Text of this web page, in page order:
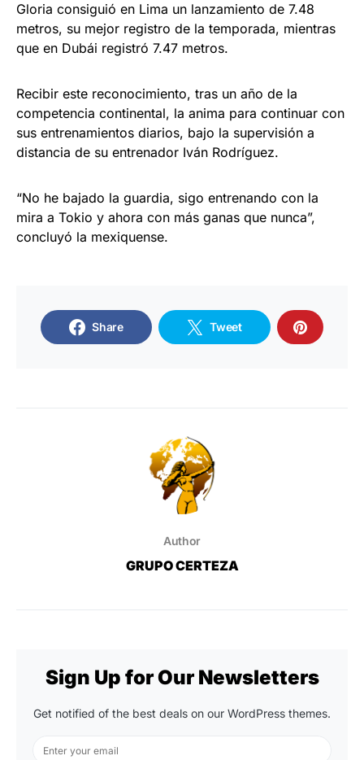
Gloria consiguió en Lima un lanzamiento de 7.48
metros, su mejor registro de la temporada, mientras
que en Dubái registró 7.47 metros.
Recibir este reconocimiento, tras un año de la
competencia continental, la anima para continuar con
sus entrenamientos diarios, bajo la supervisión a
distancia de su entrenador Iván Rodríguez.
“No he bajado la guardia, sigo entrenando con la
mira a Tokio y ahora con más ganas que nunca”,
concluyó la mexiquense.
Share Tweet
Author
GRUPO CERTEZA
Sign Up for Our Newsletters
Get notified of the best deals on our WordPress themes.